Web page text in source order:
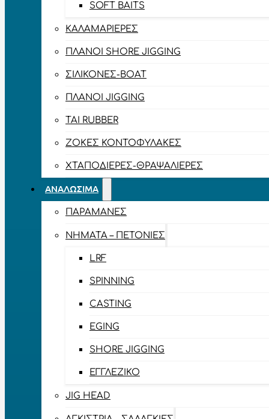
SOFT BAITS
ΚΑΛΑΜΑΡΙΈΡΕΣ
ΠΛΆΝΟΙ SHORE JIGGING
ΣΙΛΙΚΌΝΕΣ-BOAT
ΠΛΆΝΟΙ JIGGING
TAI RUBBER
ΖΌΚΕΣ ΚΟΝΤΟΦΎΛΑΚΕΣ
ΧΤΑΠΟΔΙΈΡΕΣ-ΘΡΑΨΑΛΙΈΡΕΣ
ΑΝΑΛΏΣΙΜΑ
ΠΑΡΑΜΆΝΕΣ
ΝΉΜΑΤΑ – ΠΕΤΟΝΙΈΣ
LRF
SPINNING
CASTING
EGING
SHORE JIGGING
ΕΓΓΛΈΖΙΚΟ
JIG HEAD